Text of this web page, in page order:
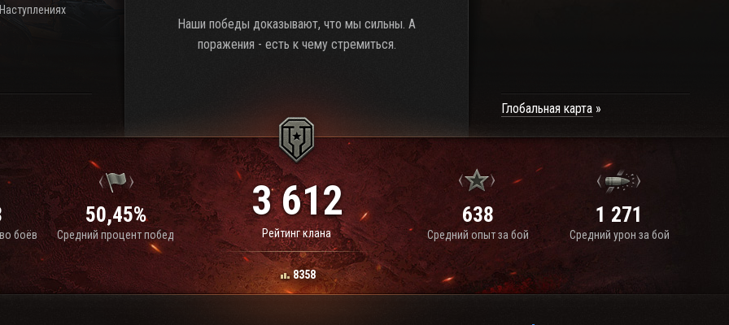
Наши победы доказывают, что мы сильны. А
поражения - есть к чему стремиться.
Глобальная карта
боёв
50,45%
Средний процент побед
3 612
Рейтинг клана
8358
638
Средний опыт за бой
1 271
Средний урон за бой